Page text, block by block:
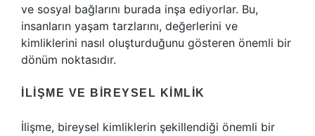
ve sosyal bağlarını burada inşa ediyorlar. Bu,
insanların yaşam tarzlarını, değerlerini ve
kimliklerini nasıl oluşturduğunu gösteren önemli bir
dönüm noktasıdır.
İLIŞME VE BIREYSEL KIMLIK
İlişme, bireysel kimliklerin şekillendiği önemli bir